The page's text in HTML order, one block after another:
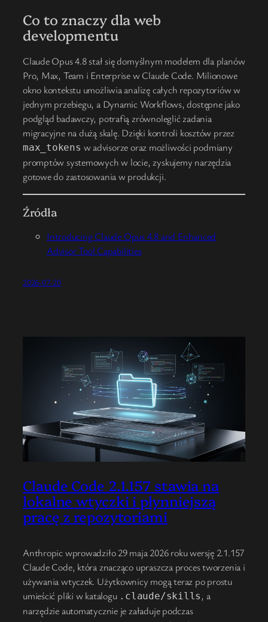
Co to znaczy dla web
developmentu
Claude Opus 4.8 stał się domyślnym modelem dla planów
Pro, Max, Team i Enterprise w Claude Code. Milionowe
okno kontekstu umożliwia analizę całych repozytoriów w
jednym przebiegu, a Dynamic Workflows, dostępne jako
podgląd badawczy, potrafią zrównoleglić zadania
migracyjne na dużą skalę. Dzięki kontroli kosztów przez
max_tokens w advisorze oraz możliwości podmiany
promptów systemowych w locie, zyskujemy narzędzia
gotowe do zastosowania w produkcji.
Źródła
Introducing Claude Opus 4.8 and Enhanced
Advisor Tool Capabilities
2026-07-20
Claude Code 2.1.157 stawia na
lokalne wtyczki i płynniejszą
pracę z repozytoriami
Anthropic wprowadziło 29 maja 2026 roku wersję 2.1.157
Claude Code, która znacząco upraszcza proces tworzenia i
używania wtyczek. Użytkownicy mogą teraz po prostu
umieścić pliki w katalogu .claude/skills, a
narzędzie automatycznie je załaduje podczas